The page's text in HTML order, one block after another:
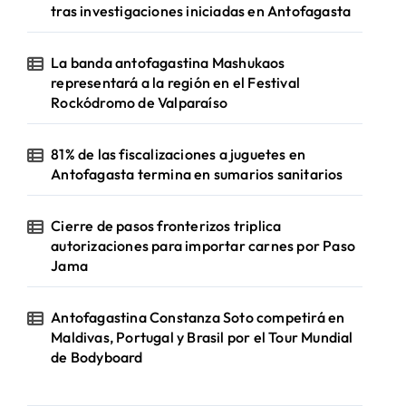
tras investigaciones iniciadas en Antofagasta
La banda antofagastina Mashukaos
representará a la región en el Festival
Rockódromo de Valparaíso
81% de las fiscalizaciones a juguetes en
Antofagasta termina en sumarios sanitarios
Cierre de pasos fronterizos triplica
autorizaciones para importar carnes por Paso
Jama
Antofagastina Constanza Soto competirá en
Maldivas, Portugal y Brasil por el Tour Mundial
de Bodyboard